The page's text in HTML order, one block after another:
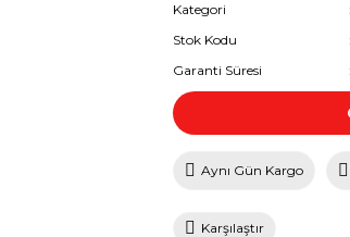
Kategori
Stok Kodu
Garanti Süresi
Aynı Gün Kargo
Karşılaştır